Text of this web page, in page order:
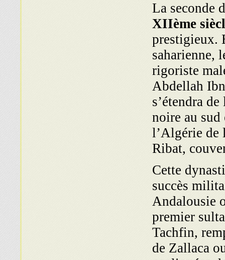
La seconde
XIIème
prestigieux.
saharienne,
rigoriste
Abdellah
s’étendra
noire au sud
l’Algérie de
Ribat,
Cette
succès
Andalousie
premier
Tachfin,
de Zallaca